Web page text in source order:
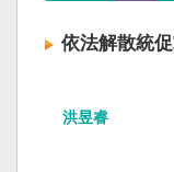
依法解散統
洪昱睿